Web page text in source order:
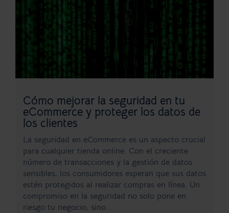
Cómo mejorar la seguridad en tu
eCommerce y proteger los datos de
los clientes
La seguridad en eCommerce es un aspecto crucial
para cualquier tienda online. Con el creciente
número de transacciones y la gestión de datos
sensibles, los consumidores esperan que sus datos
estén protegidos al realizar compras en línea. Un
compromiso en la seguridad no solo pone en
riesgo tu negocio, sino...